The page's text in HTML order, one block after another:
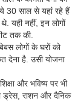
30 साल से यहां रहे हैं
यही नहीं, इन लोगों
तक की.
लोगों के घरों को
देना है. उसी योजना
और भविष्य पर भी
ड्रेस, राशन और दैनिक